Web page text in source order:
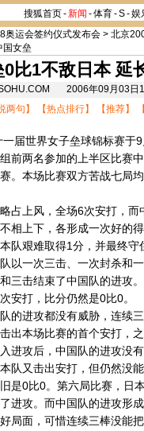
搜狐首页-新闻 -体育-S-娱
奥运会签约仪式发布会 > 北京
国女垒
0比1不敌日本 延
2006年09月03
两句 】 【热点排行】 【推荐】
世界女子垒球锦标赛于9
前两名参加的上半区比赛
。本场比赛双方苦战七局
上风，全场6次安打，而
相上下，各形成一次好的
队艰难取得1分，并最终守
一次三击、一次封杀和一
三击结束了中国队的进攻
安打，比分仍然是0比0。
进攻都没有威胁，连续三
出本场比赛的首个安打，
进攻后，中国队的进攻没
又击出安打，但仍然没能
是0比0。第六局比赛，日
进攻。而中国队的进攻形
局面，可惜连续三棒没能